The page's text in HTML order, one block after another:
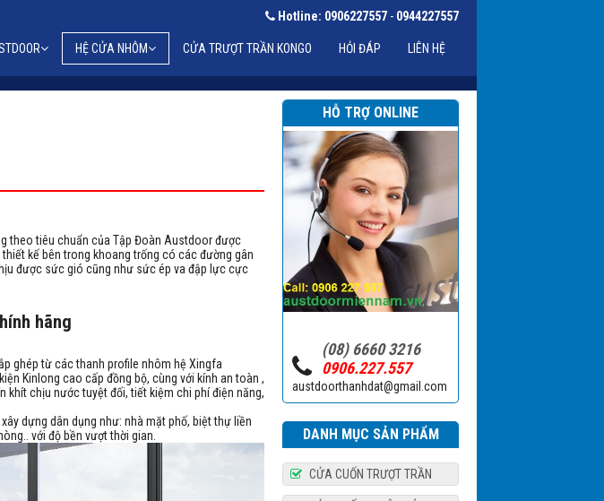
Hotline: 0906227557 - 0944227557
HỆ CỬA NHÔM
CỬA NHÔM TOPAL PRIMA
CỬA NHÔM MỞ TRƯỢT QUAY
CỬA NHÔM TOPAL XINGFA
CỬA NHÔM XINGFA
CỬA TRƯỢT TRẦN KONGO HỎI ĐÁP LIÊN HỆ
theo tiêu chuẩn của Tập Đoàn Austdoor được
kế bên trong khoang trống có các đường gân
được sức gió cũng như sức ép va đập lực cực
hãng
ghép từ các thanh profile nhôm hệ Xingfa
Kinlong cao cấp đồng bộ, cùng với kính an toàn ,
chịu nước tuyệt đối, tiết kiệm chi phí điện năng,
dựng dân dụng như: nhà mặt phố, biệt thự liền
với độ bền vượt thời gian.
HỖ TRỢ ONLINE
(08) 6660 3216
0906.227.557
austdoorthanhdat@gmail.com
DANH MỤC SẢN PHẨM
CỬA CUỐN TRƯỢT TRẦN
Cửa tấm lật SWINGBARD
Bộ tời YHFD 300